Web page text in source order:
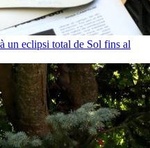
un eclipsi total de Sol fins al